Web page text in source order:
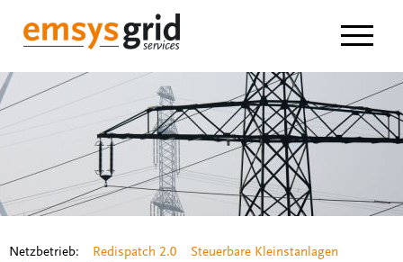
Netzbetrieb: Redispatch 2.0
Steuerbare Kleinstanlagen